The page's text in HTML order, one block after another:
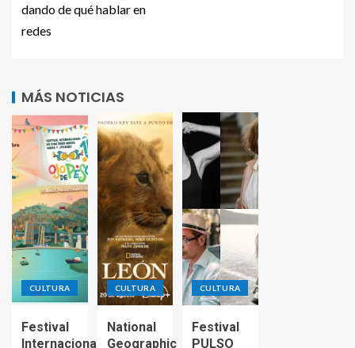
dando de qué hablar en
redes
MÁS NOTICIAS
CULTURA
Festival
Internacional
CULTURA
National
Geographic
CULTURA
Festival
PULSO